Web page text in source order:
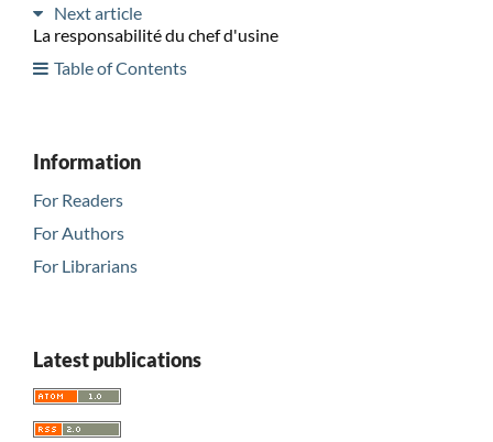
Next article
La responsabilité du chef d'usine
Table of Contents
Information
For Readers
For Authors
For Librarians
Latest publications